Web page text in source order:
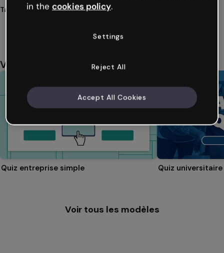
Tags
Vous aimerez aussi
Quiz entreprise simple Quiz universitaire
Voir tous les modèles
in the cookies policy.
Settings
Reject All
Accept All Cookies